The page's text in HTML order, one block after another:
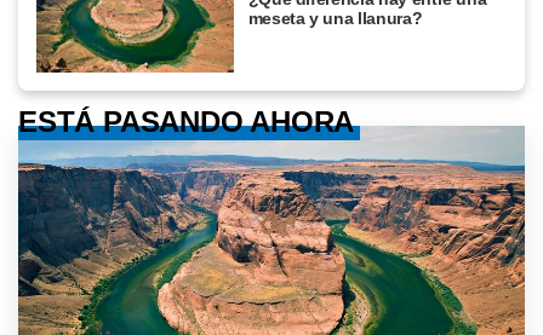
meseta y una llanura?
ESTÁ PASANDO AHORA